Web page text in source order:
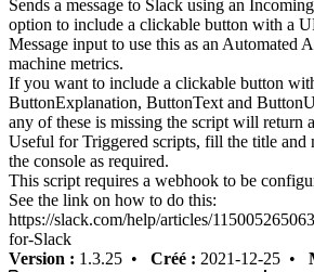
Sends a message to Slack using an
option to include a clickable button with a
Message input to use this as an Automated
machine metrics.
If you want to include a clickable button
ButtonExplanation, ButtonText and
any of these is missing the script will return
Useful for Triggered scripts, fill the title and
the console as required.
This script requires a webhook to be
See the link on how to do this:
https://slack.com/help/articles/
for-Slack
Version : 1.3.25 • Créé : 2021-12-25 •